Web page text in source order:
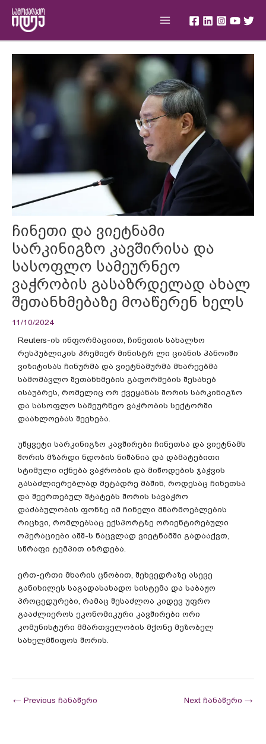
content
ჩინეთი და ვიეტნამი
სარკინიგზო კავშირისა და
სასოფლო სამეურნეო
ვაჭრობის გასაზრდელად ახალ
შეთანხმებაზე მოაწერენ ხელს
11/10/2024
Reuters-ის ინფორმაციით, ჩინეთის სახალხო
რესპუბლიკის პრემიერ მინისტრ ლი ციანის ჰანოიში
ვიზიტისას ჩინურმა და ვიეტნამურმა მხარეებმა
სამომავლო შეთანხმების გაფორმების შესახებ
ისაუბრეს, რომელიც ორ ქვეყანას შორის სარკინიგზო
და სასოფლო სამეურნეო ვაჭრობის სექტორში
დაახლოებას შეეხება.
უწყვეტი სარკინიგზო კავშირები ჩინეთსა და ვიეტნამს
შორის მზარდი ნდობის ნიშანია და დამატებითი
სტიმული იქნება ვაჭრობის და მიწოდების ჯაჭვის
გასაძლიერებლად მეტადრე მაშინ, როდესაც ჩინეთსა
და შეერთებულ შტატებს შორის სავაჭრო
დაძაბულობის ფონზე იმ ჩინელი მწარმოებლების
რიცხვი, რომლებსაც ექსპორტზე ორიენტირებული
ოპერაციები აშშ-ს ნაცვლად ვიეტნამში გადააქვთ,
სწრაფი ტემპით იზრდება.
ერთ-ერთი მხარის ცნობით, შეხვედრაზე ასევე
განიხილეს საგადასახადო სისტემა და საბაჟო
პროცედურები, რამაც შესაძლოა კიდევ უფრო
გააძლიეროს ეკონომიკური კავშირები ორი
კომუნისტური მმართველობის მქონე მეზობელ
სახელმწიფოს შორის.
← Previous ჩანაწერი Next ჩანაწერი →